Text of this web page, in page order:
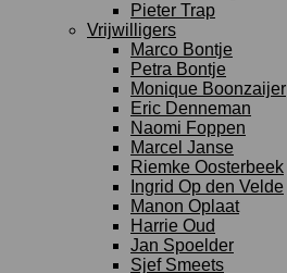
Pieter Trap
Vrijwilligers
Marco Bontje
Petra Bontje
Monique Boonzaijer
Eric Denneman
Naomi Foppen
Marcel Janse
Riemke Oosterbeek
Ingrid Op den Velde
Manon Oplaat
Harrie Oud
Jan Spoelder
Sjef Smeets